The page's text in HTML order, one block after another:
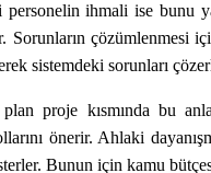
personelin ihmali ise bunu
Sorunların çözümlenmesi
sistemdeki sorunları
proje kısmında bu
önerir. Ahlaki
Bunun için kamu